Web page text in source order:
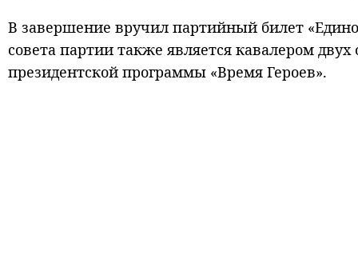
В завершение вручил партийный билет
совета партии также является кавалером
президентской программы «Время Героев».